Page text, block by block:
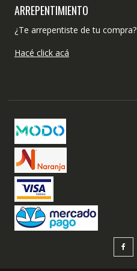
ARREPENTIMIENTO
¿Te arrepentiste de tu compra?
Hacé click acá